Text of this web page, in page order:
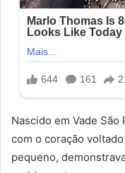
Nascido em Vade
com o coração
pequeno,